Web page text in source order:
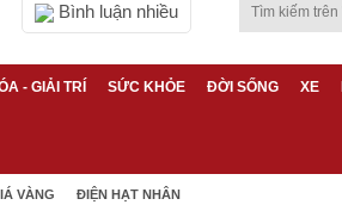
Bình luận nhiều
- GIẢI TRÍ SỨC KHỎE ĐỜI SỐNG XE
VÀNG ĐIỆN HẠT NHÂN